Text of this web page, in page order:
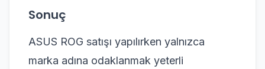
Sonuç
ASUS ROG satışı yapılırken yalnızca
marka adına odaklanmak yeterli